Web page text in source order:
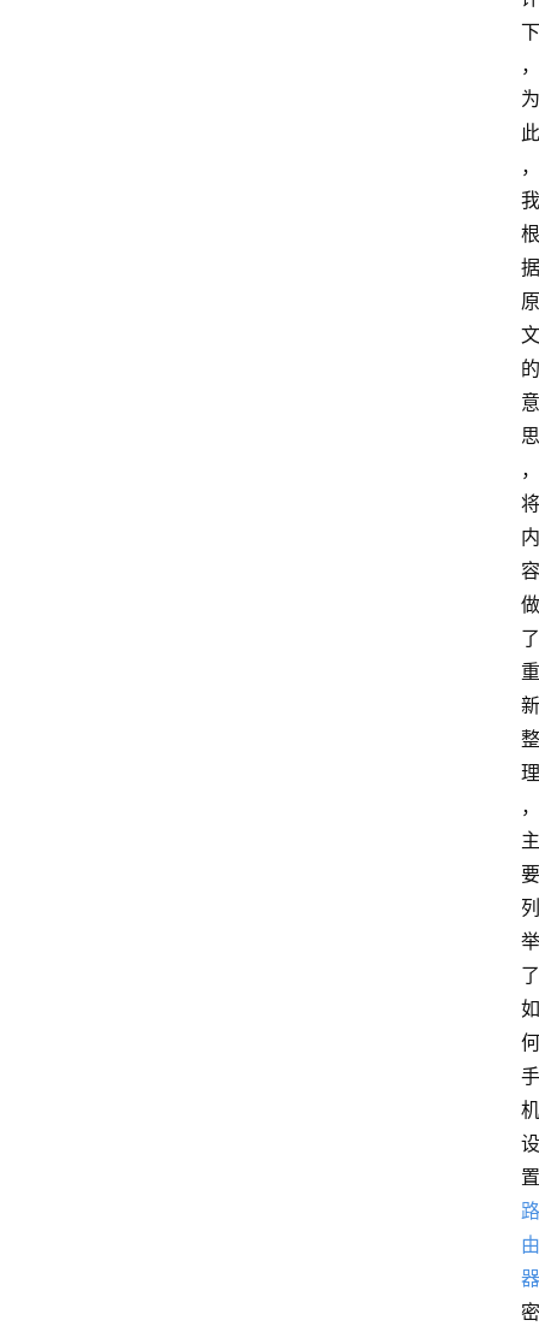
下
，
为
此
，
我
根
据
原
文
的
意
思
，
将
内
容
做
了
重
新
整
理
，
主
要
列
举
了
如
何
手
机
设
置
路
由
器
密